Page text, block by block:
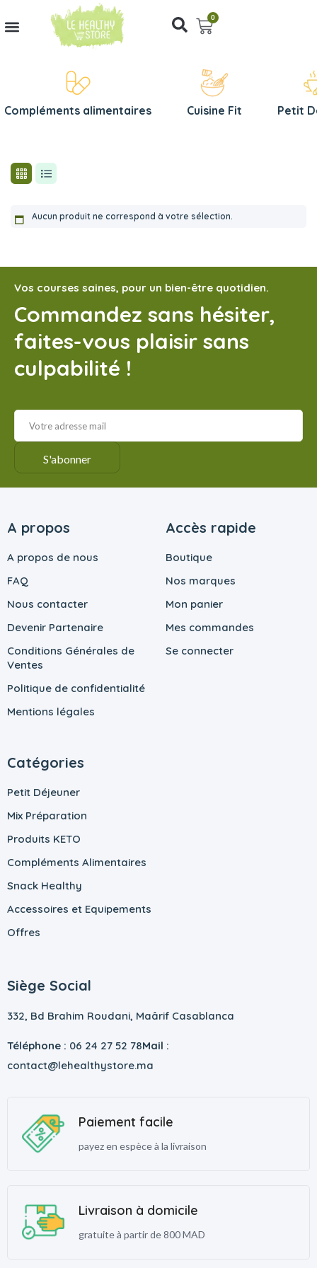
0
Compléments alimentaires Cuisine Fit Petit
Aucun produit ne correspond à votre sélection.
Vos courses saines, pour un bien-être quotidien.
Commandez sans hésiter,
faites-vous plaisir sans
culpabilité !
A propos
A propos de nous
FAQ
Nous contacter
Devenir Partenaire
Conditions Générales de
Ventes
Politique de confidentialité
Mentions légales
Accès rapide
Boutique
Nos marques
Mon panier
Mes commandes
Se connecter
Catégories
Petit Déjeuner
Mix Préparation
Produits KETO
Compléments Alimentaires
Snack Healthy
Accessoires et Equipements
Offres
Siège Social
332, Bd Brahim Roudani, Maârif Casablanca
Téléphone : 06 24 27 52 78Mail :
contact@lehealthystore.ma
Paiement facile
payez en espèce à la livraison
Livraison à domicile
gratuite à partir de 800 MAD